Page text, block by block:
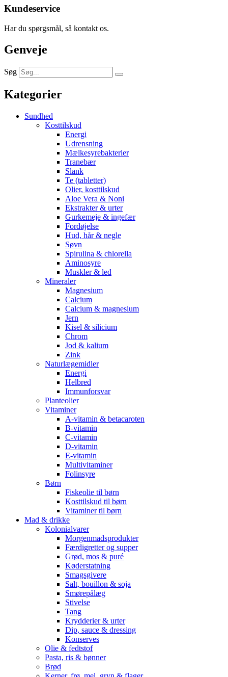
Kundeservice
Har du spørgsmål, så kontakt os.
Genveje
Søg
Kategorier
Sundhed
Kosttilskud
Energi
Udrensning
Mælkesyrebakterier
Tranebær
Slank
Te (tabletter)
Olier, kosttilskud
Aloe Vera & Noni
Ekstrakter & urter
Gurkemeje & ingefær
Fordøjelse
Hud, hår & negle
Søvn
Spirulina & chlorella
Aminosyre
Muskler & led
Mineraler
Magnesium
Calcium
Calcium & magnesium
Jern
Kisel & silicium
Chrom
Jod & kalium
Zink
Naturlægemidler
Energi
Helbred
Immunforsvar
Planteolier
Vitaminer
A-vitamin & betacaroten
B-vitamin
C-vitamin
D-vitamin
E-vitamin
Multivitaminer
Folinsyre
Børn
Fiskeolie til børn
Kosttilskud til børn
Vitaminer til børn
Mad & drikke
Kolonialvarer
Morgenmadsprodukter
Færdigretter og supper
Grød, mos & puré
Køderstatning
Smagsgivere
Salt, bouillon & soja
Smørepålæg
Stivelse
Tang
Krydderier & urter
Dip, sauce & dressing
Konserves
Olie & fedtstof
Pasta, ris & bønner
Brød